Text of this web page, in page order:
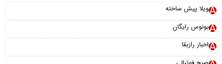
ویلا پیش ساخته
بونوس رایگان
اخبار رازبقا